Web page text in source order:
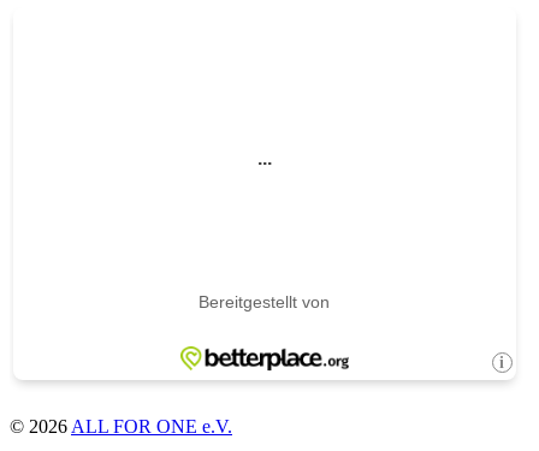
© 2026 ALL FOR ONE e.V.